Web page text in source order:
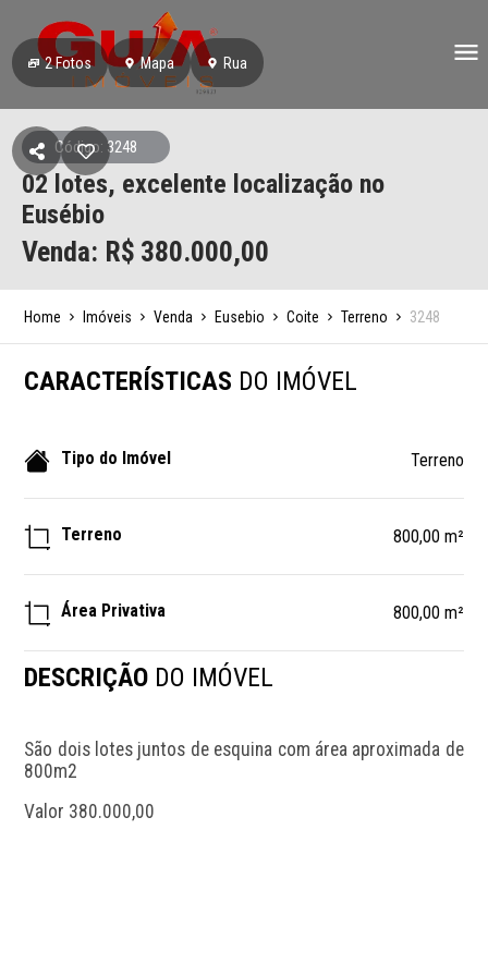
2Fotos Mapa Rua
Código: 3248
02 lotes, excelente localização no
Eusébio
Venda: R$ 380.000,00
Home Imóveis Venda Eusebio Coite Terreno 3248
CARACTERÍSTICAS DO IMÓVEL
Tipo do Imóvel Terreno
Terreno 800,00 m²
Área Privativa 800,00 m²
DESCRIÇÃO DO IMÓVEL
São dois lotes juntos de esquina com área aproximada de
800m2
Valor 380.000,00